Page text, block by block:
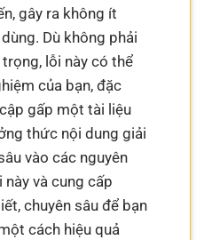
gây ra không ít
Dù không phải
lỗi này có thể
của bạn, đặc
gấp một tài liệu
thức nội dung giải
vào các nguyên
và cung cấp
chuyên sâu để bạn
cách hiệu quả